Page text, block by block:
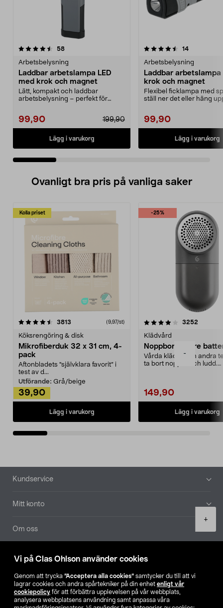
Vi på Clas Ohlson använder cookies
Genom att trycka ”Acceptera alla cookies” samtycker du till att vi
lagrar cookies och andra spårtekniker på din enhet enligt vår
cookiepolicy för att förbättra upplevelsen på vår webbplats,
analysera webbplatsens användning samt anpassa våra
-
+
58recensioner
Arbetsbelysning
Laddbar arbetslampa LED
med krok och magnet
Lätt, kompakt och laddbar
arbetsbelysning – perfekt för
99,90 199,90
Lägg i varukorg
4.5 av 5 stjärnor 14recensioner
Arbetsbelysning
Laddbar arbetslampa
krok och magnet
Flexibel ficklampa med
ställ ner det eller häng
99,90
Lägg i varukorg
4.5 av 5 stjärnor
Ovanligt bra pris på vanliga saker
Kolla priset
3813 (9,97/st)
Köksrengöring & disk
Mikrofiberduk 32 x 31 cm, 4-
pack
Aftonbladets "självklara favorit” i
test av d...
Utförande: Grå/beige
39,90
Lägg i varukorg
-25%
4.0av 5 stjärnor 3252
Klädvård
Noppborttagare
Vårda kläder och andra
ta bort noppor och ludd.
149,90
Lägg i varukorg
4.5av 5 stjärnor
Sidfot
Kundservice
Mitt konto
Om oss
Aktuellt
Våra bolag
Hitta butik